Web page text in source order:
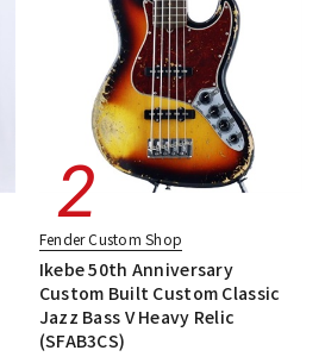
Fender Custom Shop
Ikebe 50th Anniversary
Custom Built Custom Classic
Jazz Bass V Heavy Relic
(SFAB3CS)